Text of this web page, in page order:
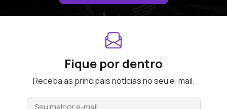
Fique por dentro
Receba as principais notícias no seu e-mail.